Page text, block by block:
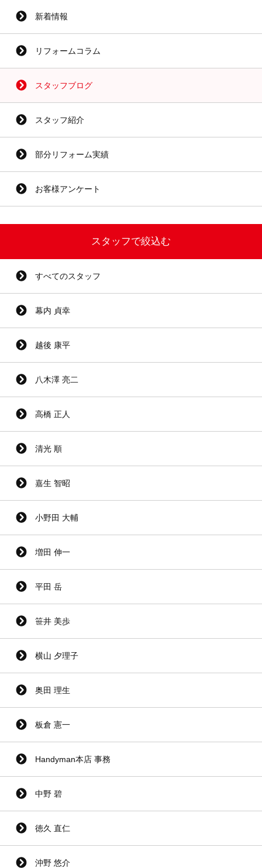
新着情報
リフォームコラム
スタッフブログ
スタッフ紹介
部分リフォーム実績
お客様アンケート
スタッフで絞込む
すべてのスタッフ
幕内 貞幸
越後 康平
八木澤 亮二
高橋 正人
清光 順
嘉生 智昭
小野田 大輔
増田 伸一
平田 岳
笹井 美歩
横山 夕理子
奥田 理生
板倉 憲一
Handyman本店 事務
中野 碧
徳久 直仁
沖野 悠介